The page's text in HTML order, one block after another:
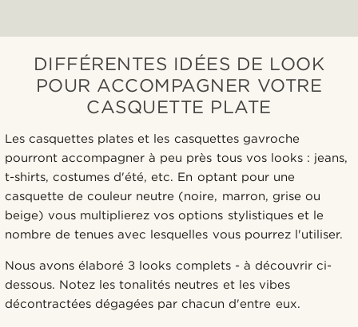
DIFFÉRENTES IDÉES DE LOOK
POUR ACCOMPAGNER VOTRE
CASQUETTE PLATE
Les casquettes plates et les casquettes gavroche
pourront accompagner à peu près tous vos looks : jeans,
t-shirts, costumes d'été, etc. En optant pour une
casquette de couleur neutre (noire, marron, grise ou
beige) vous multiplierez vos options stylistiques et le
nombre de tenues avec lesquelles vous pourrez l'utiliser.
Nous avons élaboré 3 looks complets - à découvrir ci-
dessous. Notez les tonalités neutres et les vibes
décontractées dégagées par chacun d'entre eux.